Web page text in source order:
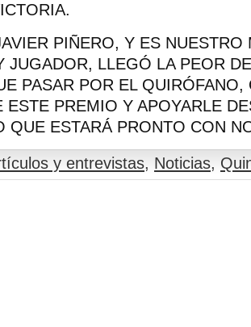
PIÑERO, Y ES NUESTRO
JUGADOR, LLEGÓ LA PEOR
PASAR POR EL QUIRÓFANO,
ESTE PREMIO Y APOYARLE
QUE ESTARÁ PRONTO CON
y entrevistas, Noticias,